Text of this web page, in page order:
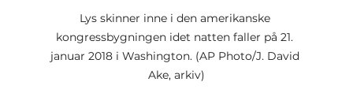
Lys skinner inne i den amerikanske
kongressbygningen idet natten faller på 21.
januar 2018 i Washington. (AP Photo/J. David
Ake, arkiv)